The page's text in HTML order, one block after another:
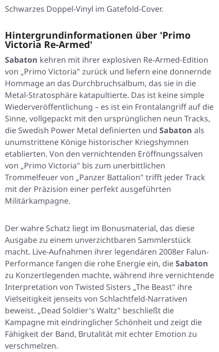
Schwarzes Doppel-Vinyl im Gatefold-Cover.
Hintergrundinformationen über 'Primo
Victoria Re-Armed'
Sabaton kehren mit ihrer explosiven Re-Armed-Edition
von „Primo Victoria" zurück und liefern eine donnernde
Hommage an das Durchbruchsalbum, das sie in die
Metal-Stratosphäre katapultierte. Das ist keine simple
Wiederveröffentlichung – es ist ein Frontalangriff auf die
Sinne, vollgepackt mit den ursprünglichen neun Tracks,
die Swedish Power Metal definierten und Sabaton als
unumstrittene Könige historischer Kriegshymnen
etablierten. Von den vernichtenden Eröffnungssalven
von „Primo Victoria" bis zum unerbittlichen
Trommelfeuer von „Panzer Battalion" trifft jeder Track
mit der Präzision einer perfekt ausgeführten
Militärkampagne.
Der wahre Schatz liegt im Bonusmaterial, das diese
Ausgabe zu einem unverzichtbaren Sammlerstück
macht. Live-Aufnahmen ihrer legendären 2008er Falun-
Performance fangen die rohe Energie ein, dieSabaton
zu Konzertlegenden machte, während ihre vernichtende
Interpretation von Twisted Sisters „The Beast" ihre
Vielseitigkeit jenseits von Schlachtfeld-Narrativen
beweist. „Dead Soldier's Waltz" beschließt die
Kampagne mit eindringlicher Schönheit und zeigt die
Fähigkeit der Band, Brutalität mit echter Emotion zu
verschmelzen.